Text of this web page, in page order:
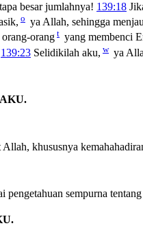
besar jumlahnya! 139:18
o ya Allah, sehingga
orang t yang membenci
139:23 Selidikilah aku, w ya
khususnya
sempurna